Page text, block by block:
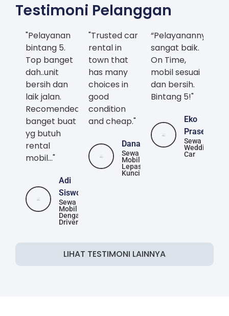
Testimoni Pelanggan
"Pelayanan
bintang 5.
Top banget
dah..unit
bersih dan
laik jalan.
Recomended
banget buat
yg butuh
rental
mobil..."
Adi
Siswoyo
Sewa
Mobil
Dengan
Driver
"Trusted car
rental in
town that
has many
choices in
good
condition
and cheap."
Danang
Sewa
Mobil
Lepas
Kunci
“Pelayanannya
sangat baik.
On Time,
mobil sesuai
dan bersih.
Bintang 5!"
Eko
Prasetya
Sewa
Wedding
Car
LIHAT TESTIMONI LAINNYA